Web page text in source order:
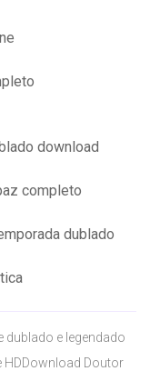
download
completo
dublado
e legendado
HDDownload Doutor